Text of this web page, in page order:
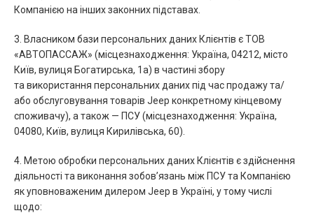
Компанією на інших законних підставах.
3. Власником бази персональних даних Клієнтів є ТОВ
«АВТОПАССАЖ» (місцезнаходження: Україна, 04212, місто
Київ, вулиця Богатирська, 1а) в частині збору
та використання персональних даних під час продажу та/
або обслуговування товарів Jeep конкретному кінцевому
споживачу), а також — ПСУ (місцезнаходження: Україна,
04080, Київ, вулиця Кирилівська, 60).
4. Метою обробки персональних даних Клієнтів є здійснення
діяльності та виконання зобов’язань між ПСУ та Компанією
як уповноваженим дилером Jeep в Україні, у тому числі
щодо: